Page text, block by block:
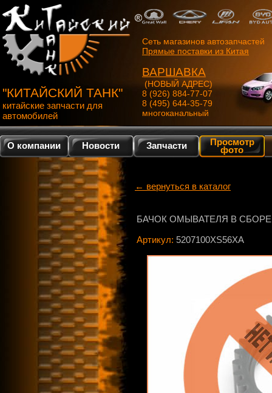
"КИТАЙСКИЙ ТАНК"
китайские запчасти для
автомобилей
Сеть магазинов автозапчастей
Прямые поставки из Китая
ВАРШАВКА
(НОВЫЙ АДРЕС)
8 (926) 884-77-07
8 (495) 644-35-79
многоканальный
О компании Новости Запчасти Просмотр
фото
← вернуться в каталог
БАЧОК ОМЫВАТЕЛЯ В СБОРЕ
Артикул: 5207100XS56XA